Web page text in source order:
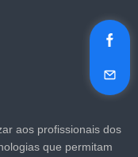
aos profissionais dos
que permitam